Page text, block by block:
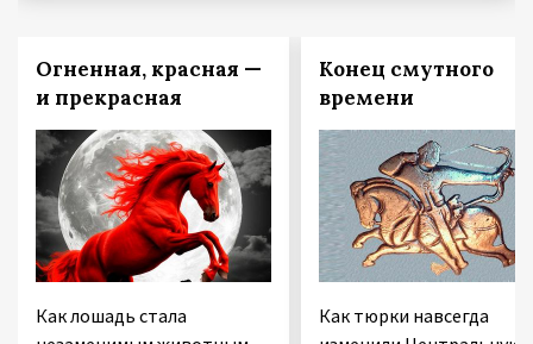
Огненная, красная —
и прекрасная
Как лошадь стала
Конец смутного
времени
Как тюрки навсегда